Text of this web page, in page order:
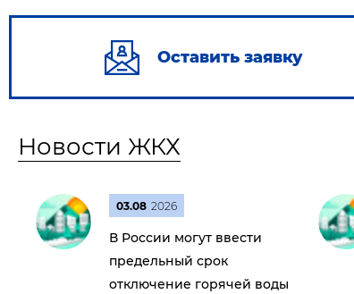
Оставить заявку
Новости ЖКХ
03.08 2026
В России могут ввести
предельный срок
отключение горячей воды